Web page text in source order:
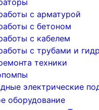
с арматурой
с бетоном
с кабелем
с трубами и
техники
электрические